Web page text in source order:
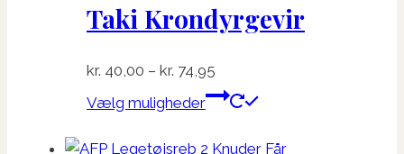
Taki Krondyrgevir
kr. 40,00 – kr. 74,95
kr. 40,00
kr. 74,95
Vælg muligheder
Dette
har